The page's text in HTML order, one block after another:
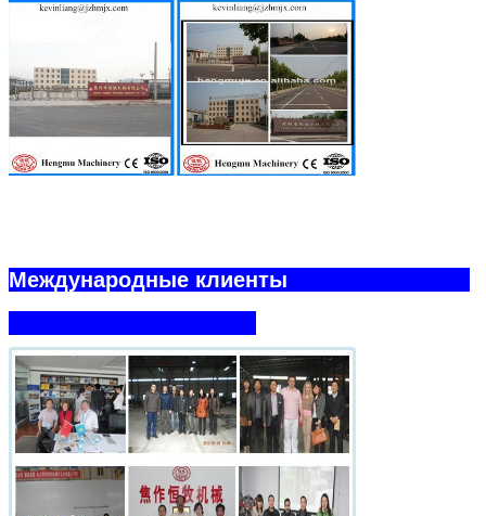
Международные клиенты